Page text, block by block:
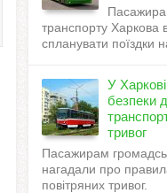
транспорту Харкова
спланувати поїздки
У
безпеки
тривог
Пасажирам
нагадали про
повітряних тривог.